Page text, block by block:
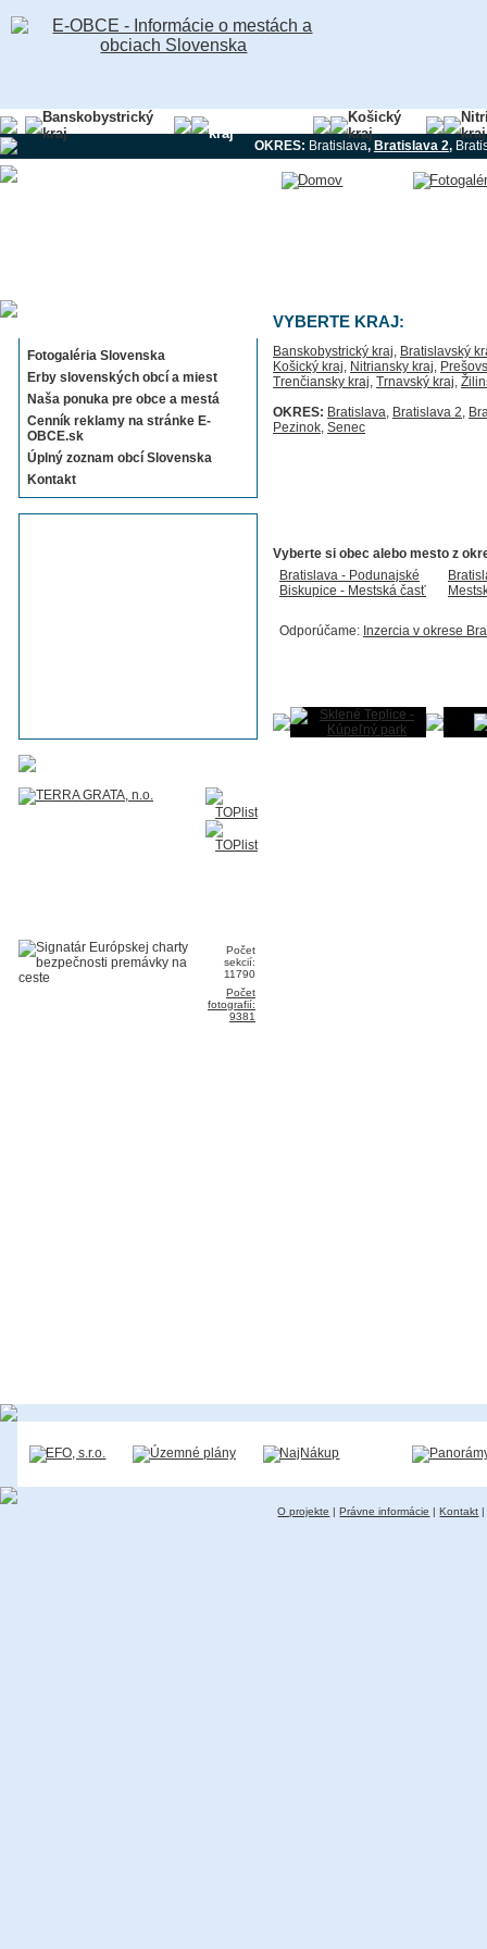
Banskobystrický
kraj
kraj
Košický
kraj
kraj
OKRES: Bratislava, Bratislava 2,
Fotogaléria Slovenska
Erby slovenských obcí a miest
Naša ponuka pre obce a mestá
Cenník reklamy na stránke E-
OBCE.sk
Úplný zoznam obcí Slovenska
Kontakt
Počet
sekcií:
11790
Počet
fotografií:
9381
VYBERTE KRAJ:
Banskobystrický kraj, Bratislavský
Košický kraj, Nitriansky kraj,
Trenčiansky kraj, Trnavský kraj,
OKRES: Bratislava, Bratislava 2,
Pezinok, Senec
Vyberte si obec alebo mesto z
Bratislava - Podunajské
Biskupice - Mestská časť
Odporúčame: Inzercia v okrese
O projekte |Právne informácie |Kontakt